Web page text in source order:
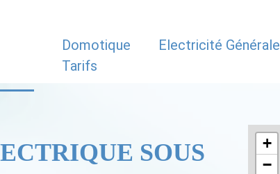
Domotique Electricité Générale
Tarifs
SOUS
+
−